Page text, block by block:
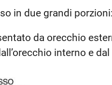
in due grandi porzioni:
da orecchio
interno e